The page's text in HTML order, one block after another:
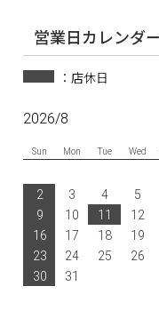
営業日カレンダ
：店休日
2026/8
Sun Mon Tue Wed
2
3 4 5
9
10 11 12
16
17 18 19
23
24 25 26
30
31